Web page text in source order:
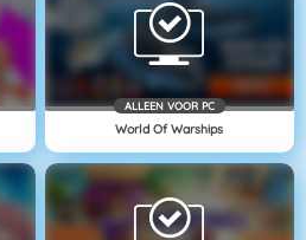
ALLEEN VOOR PC
World Of Warships